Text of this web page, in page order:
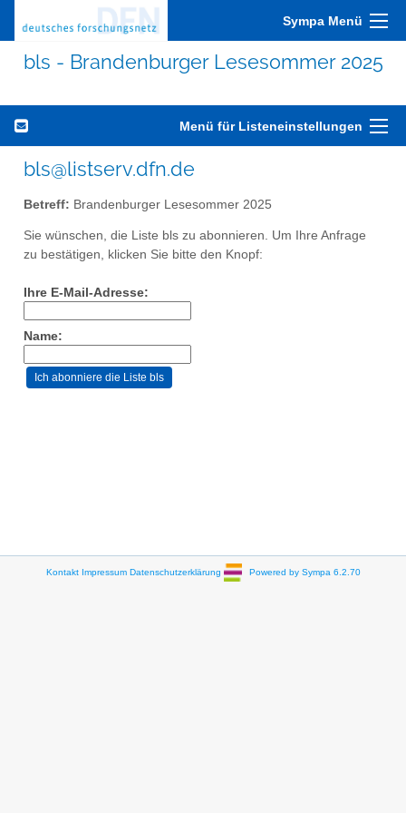
Sympa Menü
bls - Brandenburger Lesesommer 2025
Menü für Listeneinstellungen
bls@listserv.dfn.de
Betreff: Brandenburger Lesesommer 2025
Sie wünschen, die Liste bls zu abonnieren. Um Ihre Anfrage
zu bestätigen, klicken Sie bitte den Knopf:
Ihre E-Mail-Adresse:
Name:
Kontakt Impressum Datenschutzerklärung Powered by Sympa 6.2.70